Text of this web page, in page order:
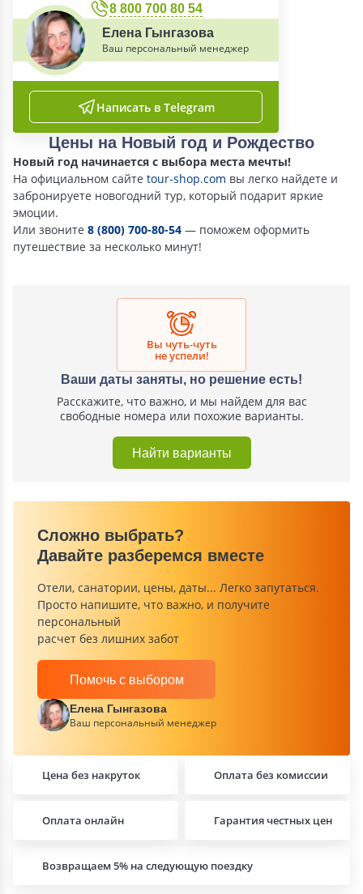
8 800 700 80 54
Елена Гынгазова
Ваш персональный менеджер
Написать в Telegram
Цены на Новый год и Рождество
Новый год начинается с выбора места мечты!
На официальном сайте tour-shop.com вы легко найдете и
забронируете новогодний тур, который подарит яркие
эмоции.
Или звоните 8 (800) 700-80-54 — поможем оформить
путешествие за несколько минут!
Вы чуть-чуть
не успели!
Ваши даты заняты, но решение есть!
Расскажите, что важно, и мы найдем для вас
свободные номера или похожие варианты.
Найти варианты
Сложно выбрать?
Давайте разберемся вместе
Отели, санатории, цены, даты... Легко запутаться.
Просто напишите, что важно, и получите
персональный
расчет без лишних забот
Помочь с выбором
Елена Гынгазова
Ваш персональный менеджер
Цена без накруток Оплата без комиссии
Возвращаем 5% на следующую поездку
Оплата онлайн Гарантия честных цен